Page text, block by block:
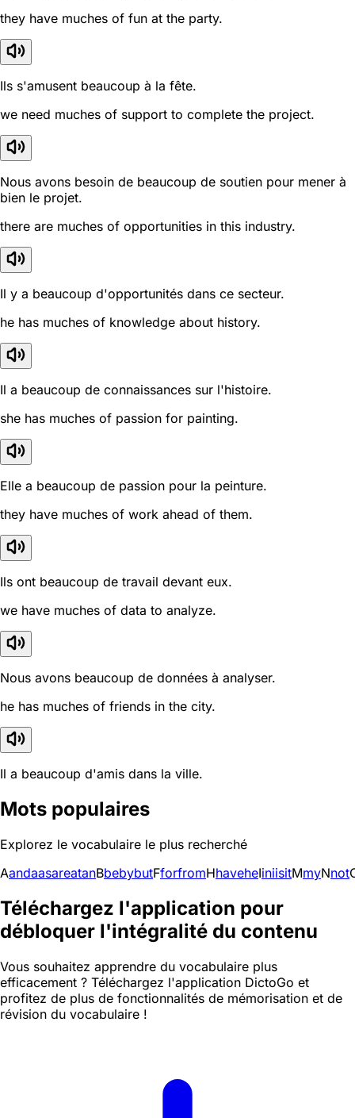
they have muches of fun at the party.
Ils s'amusent beaucoup à la fête.
we need muches of support to complete the project.
Nous avons besoin de beaucoup de soutien pour mener à
bien le projet.
there are muches of opportunities in this industry.
Il y a beaucoup d'opportunités dans ce secteur.
he has muches of knowledge about history.
Il a beaucoup de connaissances sur l'histoire.
she has muches of passion for painting.
Elle a beaucoup de passion pour la peinture.
they have muches of work ahead of them.
Ils ont beaucoup de travail devant eux.
we have muches of data to analyze.
Nous avons beaucoup de données à analyser.
he has muches of friends in the city.
Il a beaucoup d'amis dans la ville.
Mots populaires
Explorez le vocabulaire le plus recherché
AandaasareatanBbebybutFforfromHhaveheIiniisitMmyNnot
Téléchargez l'application pour
débloquer l'intégralité du contenu
Vous souhaitez apprendre du vocabulaire plus
efficacement ? Téléchargez l'application DictoGo et
profitez de plus de fonctionnalités de mémorisation et de
révision du vocabulaire !